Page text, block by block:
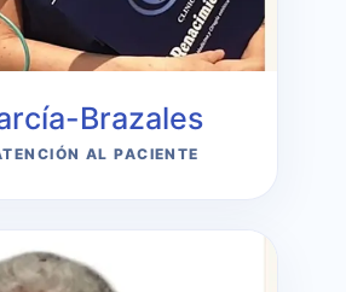
Brazales
AL PACIENTE